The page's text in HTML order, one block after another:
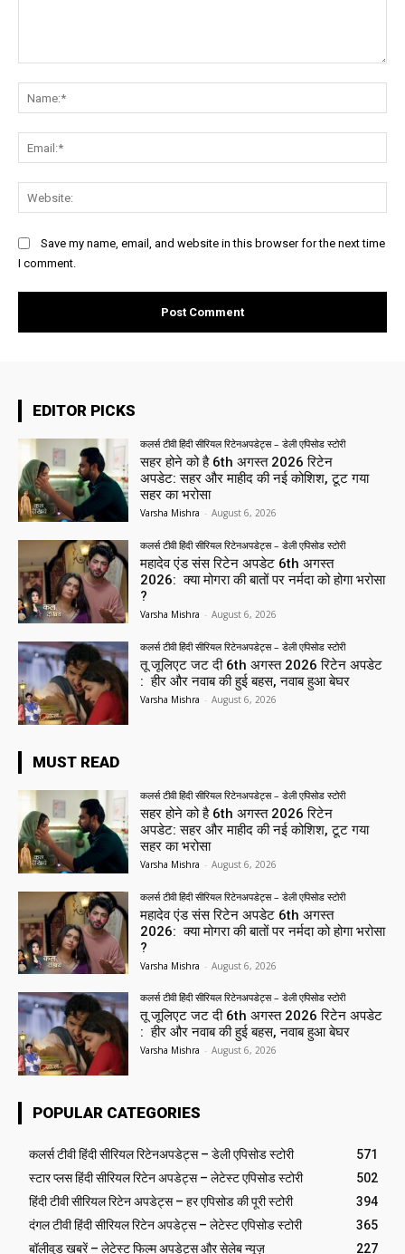
Save my name, email, and website in this browser for the next time
I comment.
EDITOR PICKS
कलर्स टीवी हिंदी सीरियल रिटेनअपडेट्स – डेली एपिसोड स्टोरी
सहर होने को है 6th अगस्त 2026 रिटेन
अपडेट: सहर और माहीद की नई कोशिश, टूट गया
सहर का भरोसा
Varsha Mishra - August 6, 2026
कलर्स टीवी हिंदी सीरियल रिटेनअपडेट्स – डेली एपिसोड स्टोरी
महादेव एंड संस रिटेन अपडेट 6th अगस्त
2026: क्या मोगरा की बातों पर नर्मदा को होगा भरोसा
?
Varsha Mishra - August 6, 2026
कलर्स टीवी हिंदी सीरियल रिटेनअपडेट्स – डेली एपिसोड स्टोरी
तू जूलिएट जट दी 6th अगस्त 2026 रिटेन अपडेट
: हीर और नवाब की हुई बहस, नवाब हुआ बेघर
Varsha Mishra - August 6, 2026
MUST READ
कलर्स टीवी हिंदी सीरियल रिटेनअपडेट्स – डेली एपिसोड स्टोरी
सहर होने को है 6th अगस्त 2026 रिटेन
अपडेट: सहर और माहीद की नई कोशिश, टूट गया
सहर का भरोसा
Varsha Mishra - August 6, 2026
कलर्स टीवी हिंदी सीरियल रिटेनअपडेट्स – डेली एपिसोड स्टोरी
महादेव एंड संस रिटेन अपडेट 6th अगस्त
2026: क्या मोगरा की बातों पर नर्मदा को होगा भरोसा
?
Varsha Mishra - August 6, 2026
कलर्स टीवी हिंदी सीरियल रिटेनअपडेट्स – डेली एपिसोड स्टोरी
तू जूलिएट जट दी 6th अगस्त 2026 रिटेन अपडेट
: हीर और नवाब की हुई बहस, नवाब हुआ बेघर
Varsha Mishra - August 6, 2026
POPULAR CATEGORIES
कलर्स टीवी हिंदी सीरियल रिटेनअपडेट्स – डेली एपिसोड स्टोरी
571
स्टार प्लस हिंदी सीरियल रिटेन अपडेट्स – लेटेस्ट एपिसोड स्टोरी
502
हिंदी टीवी सीरियल रिटेन अपडेट्स – हर एपिसोड की पूरी स्टोरी
394
दंगल टीवी हिंदी सीरियल रिटेन अपडेट्स – लेटेस्ट एपिसोड स्टोरी
365
बॉलीवुड खबरें – लेटेस्ट फिल्म अपडेट्स और सेलेब न्यूज़
227